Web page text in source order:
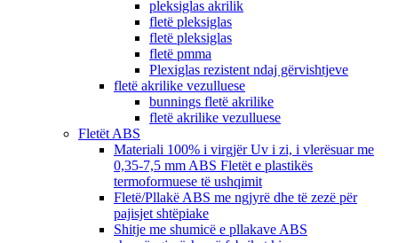
pleksiglas akrilik
fletë pleksiglas
fletë pleksiglas
fletë pmma
Plexiglas rezistent ndaj gërvishtjeve
fletë akrilike vezulluese
bunnings fletë akrilike
fletë akrilike vezulluese
Fletët ABS
Materiali 100% i virgjër Uv i zi, i vlerësuar me
0,35-7,5 mm ABS Fletët e plastikës
termoformuese të ushqimit
Fletë/Pllakë ABS me ngjyrë dhe të zezë për
pajisjet shtëpiake
Shitje me shumicë e pllakave ABS